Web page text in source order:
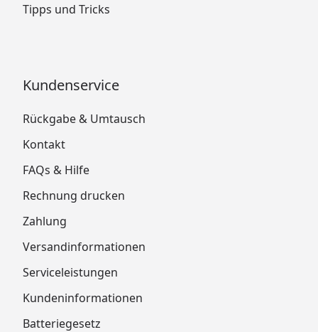
Tipps und Tricks
Kundenservice
Rückgabe & Umtausch
Kontakt
FAQs & Hilfe
Rechnung drucken
Zahlung
Versandinformationen
Serviceleistungen
Kundeninformationen
Batteriegesetz